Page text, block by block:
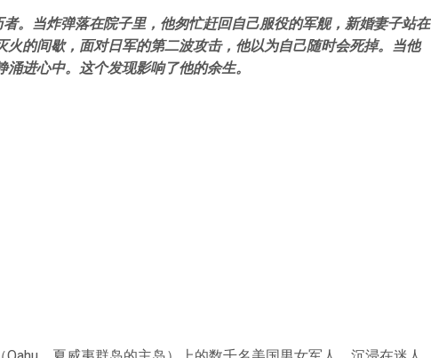
。当炸弹落在院子里，他匆忙赶回自己服役的军舰，新婚妻子站在
火的间歇，面对日军的第二波攻击，他以为自己随时会死掉。当他
进心中。这个发现影响了他的余生。